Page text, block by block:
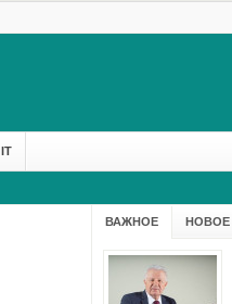
ВАЖНОЕ НОВОЕ